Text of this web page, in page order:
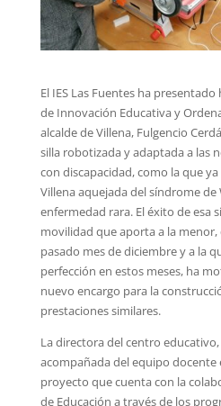
El IES Las Fuentes ha
de Innovación Educativa y
alcalde de Villena, Fulgencio
silla robotizada y adaptada a las
con discapacidad, como la que
Villena aquejada del síndrome
enfermedad rara. El éxito de esa
movilidad que aporta a la
pasado mes de diciembre y a la
perfección en estos meses, ha
nuevo encargo para la
prestaciones similares.
La directora del centro educativo,
acompañada del equipo docente
proyecto que cuenta con la
de Educación a través de los